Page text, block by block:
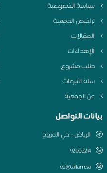
الخصوصية
الجمعية
مشروع
التبرعات
الجمعية
التواصل
الرياض - حي المروج
q2@tallam.sa